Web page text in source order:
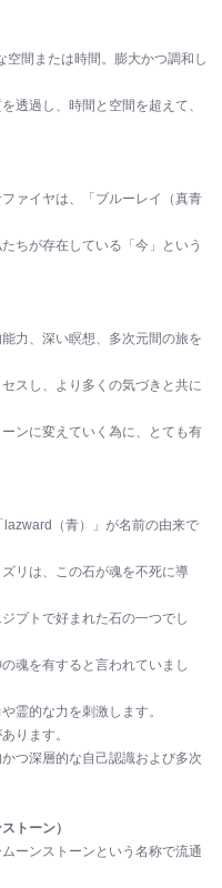
間または時間。膨大かつ調和し
透過し、時間と空間を超えて、
ァイヤは、「ブルーレイ（真青
ちが存在している「今」という
力、深い瞑想、多次元間の旅を
スし、より多くの気づきと共に
ンに変えていく為に、とても有
（青）」が名前の由来で
リは、この石が魂を不死に導
プトで好まれた石の一つでし
魂を有すると言われていまし
霊的な力を刺激します。
ります。
つ深層的な自己認識および多次
トーン）
ーンストーンという名称で流通